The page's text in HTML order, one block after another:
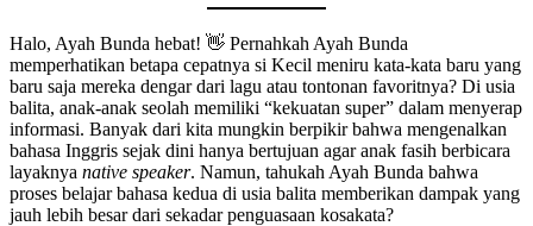
Halo, Ayah Bunda hebat! 👋 Pernahkah Ayah Bunda
memperhatikan betapa cepatnya si Kecil meniru kata-kata baru yang
baru saja mereka dengar dari lagu atau tontonan favoritnya? Di usia
balita, anak-anak seolah memiliki “kekuatan super” dalam menyerap
informasi. Banyak dari kita mungkin berpikir bahwa mengenalkan
bahasa Inggris sejak dini hanya bertujuan agar anak fasih berbicara
layaknya native speaker. Namun, tahukah Ayah Bunda bahwa
proses belajar bahasa kedua di usia balita memberikan dampak yang
jauh lebih besar dari sekadar penguasaan kosakata?